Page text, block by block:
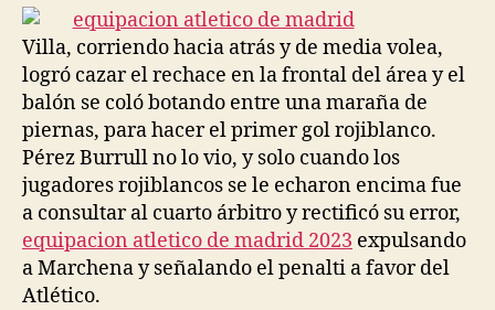
entrada
entrada
Villa, corriendo hacia atrás y de media volea,
logró cazar el rechace en la frontal del área y el
balón se coló botando entre una maraña de
piernas, para hacer el primer gol rojiblanco.
Pérez Burrull no lo vio, y solo cuando los
jugadores rojiblancos se le echaron encima fue
a consultar al cuarto árbitro y rectificó su error,
equipacion atletico de madrid 2023 expulsando
a Marchena y señalando el penalti a favor del
Atlético.